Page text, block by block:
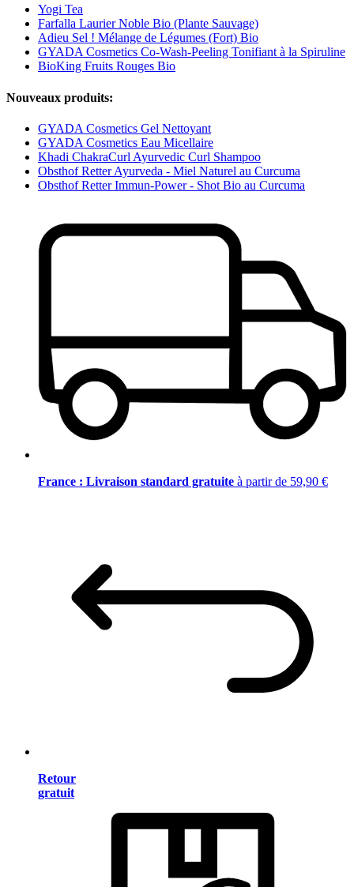
Yogi Tea
Farfalla Laurier Noble Bio (Plante Sauvage)
Adieu Sel ! Mélange de Légumes (Fort) Bio
GYADA Cosmetics Co-Wash-Peeling Tonifiant à la Spiruline
BioKing Fruits Rouges Bio
Nouveaux produits:
GYADA Cosmetics Gel Nettoyant
GYADA Cosmetics Eau Micellaire
Khadi ChakraCurl Ayurvedic Curl Shampoo
Obsthof Retter Ayurveda - Miel Naturel au Curcuma
Obsthof Retter Immun-Power - Shot Bio au Curcuma
France : Livraison standard gratuite à partir de 59,90 €
Retour
gratuit